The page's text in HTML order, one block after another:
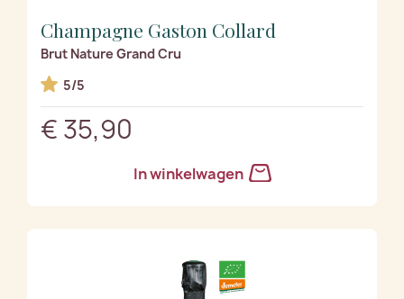
Champagne Gaston Collard
Brut Nature Grand Cru
5/5
€ 35,90
In winkelwagen